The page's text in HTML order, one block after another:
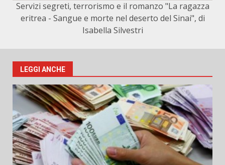
Servizi segreti, terrorismo e il romanzo "La ragazza
eritrea - Sangue e morte nel deserto del Sinai", di
Isabella Silvestri
LEGGI ANCHE